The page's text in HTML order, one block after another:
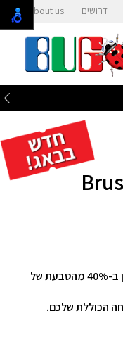
דרושים About us
הטבעת החכמה הקטנה בעולם מציבה למעלה מ־50 מדדים בריאותיים בהישג ידכם- דק במיוחד וקטן ב-40% מהטבעת של